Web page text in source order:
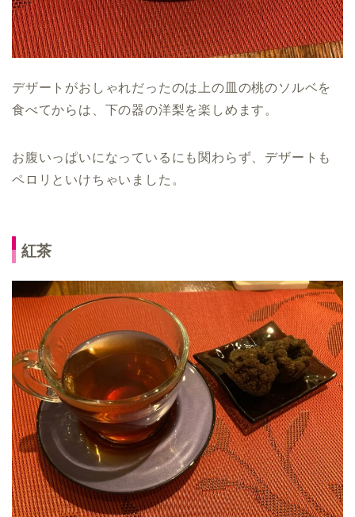
デザートがおしゃれだったのは上の皿の桃のソルベを
食べてからは、下の器の洋梨を楽しめます。
お腹いっぱいになっているにも関わらず、デザートも
ペロリといけちゃいました。
紅茶